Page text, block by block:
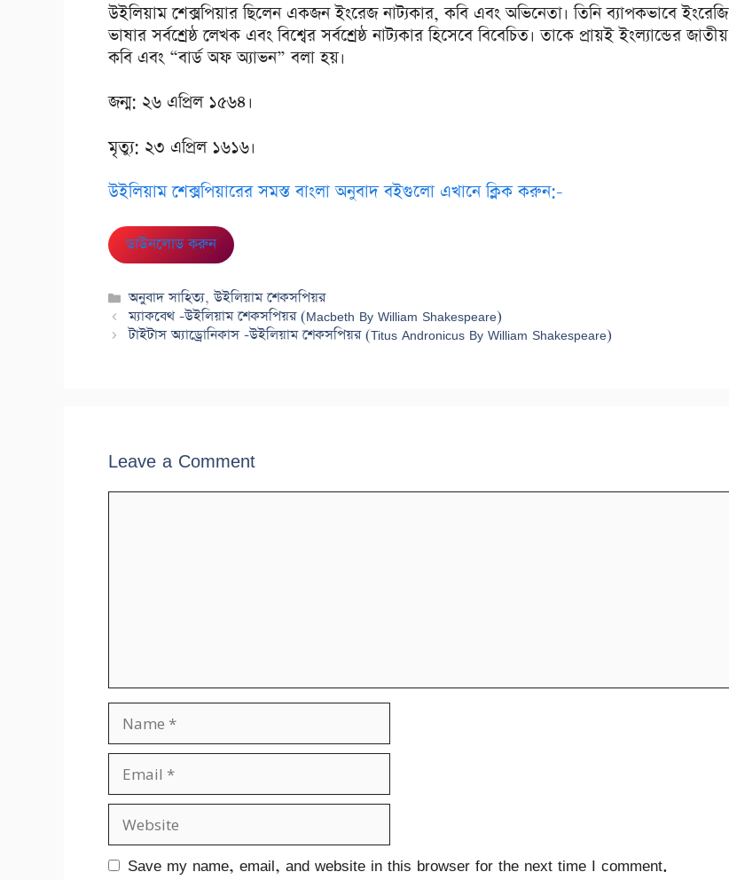
উইলিয়াম শেক্সপিয়ার ছিলেন একজন ইংরেজ নাট্যকার, কবি এবং অভিনেতা। তিনি ব্যাপকভাবে ইংরেজি
ভাষার সর্বশ্রেষ্ঠ লেখক এবং বিশ্বের সর্বশ্রেষ্ঠ নাট্যকার হিসেবে বিবেচিত। তাকে প্রায়ই ইংল্যান্ডের জাতীয়
কবি এবং “বার্ড অফ অ্যাভন” বলা হয়।
জন্ম: ২৬ এপ্রিল ১৫৬৪।
মৃত্যু: ২৩ এপ্রিল ১৬১৬।
উইলিয়াম শেক্সপিয়ারের সমস্ত বাংলা অনুবাদ বইগুলো এখানে ক্লিক করুন:-
ডাউনলোড করুন
Categories
অনুবাদ সাহিত্য,উইলিয়াম শেকসপিয়র
ম্যাকবেথ -উইলিয়াম শেকসপিয়র (Macbeth By William Shakespeare)
টাইটাস অ্যাড্রোনিকাস -উইলিয়াম শেকসপিয়র (Titus Andronicus By William Shakespeare)
Leave a Comment
Name
Email
Website
Save my name, email, and website in this browser for the next time I comment.